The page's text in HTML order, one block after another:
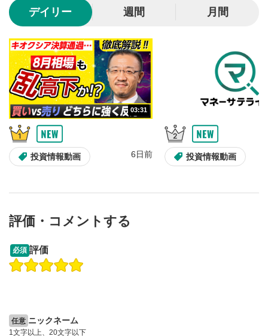
3
再生/一時停止
4
10秒戻し/10秒送り
10秒、動画を巻き戻し/早送りします。
5
シークバー
再生位置を示しています。再生したい位置をクリック
するとその位置から動画が再生されます。
6
画質/再生速度の設定
画質の選択/再生速度の変更ができます。
全画面表示
動画が全画面で表示されます。再度クリックすると元
のサイズに戻ります。
デイリー 週間 月間
03:31
投資情報動画 6日前 投資情報動画
操作説明動画
評価・コメントする
必須 評価
任意 ニックネーム
1文字以上、20文字以下